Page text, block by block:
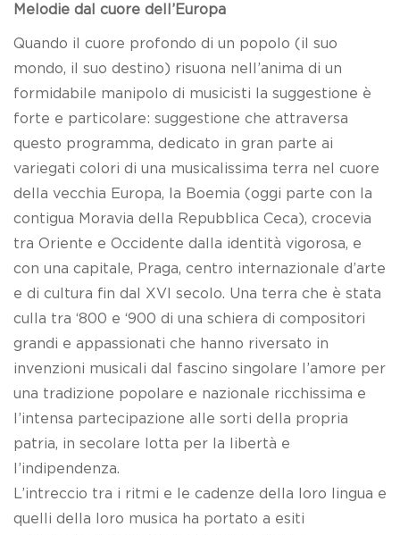
Melodie dal cuore dell’Europa
Quando il cuore profondo di un popolo (il suo
mondo, il suo destino) risuona nell’anima di un
formidabile manipolo di musicisti la suggestione è
forte e particolare: suggestione che attraversa
questo programma, dedicato in gran parte ai
variegati colori di una musicalissima terra nel cuore
della vecchia Europa, la Boemia (oggi parte con la
contigua Moravia della Repubblica Ceca), crocevia
tra Oriente e Occidente dalla identità vigorosa, e
con una capitale, Praga, centro internazionale d’arte
e di cultura fin dal XVI secolo. Una terra che è stata
culla tra ‘800 e ‘900 di una schiera di compositori
grandi e appassionati che hanno riversato in
invenzioni musicali dal fascino singolare l’amore per
una tradizione popolare e nazionale ricchissima e
l’intensa partecipazione alle sorti della propria
patria, in secolare lotta per la libertà e
l’indipendenza.
L’intreccio tra i ritmi e le cadenze della loro lingua e
quelli della loro musica ha portato a esiti